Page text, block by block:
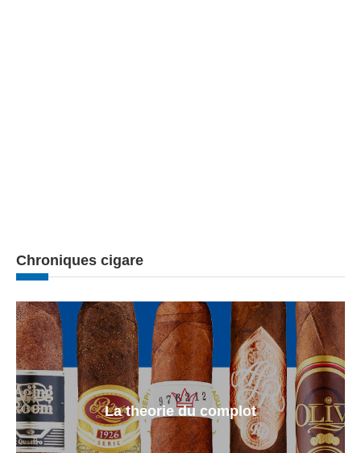
Chroniques cigare
La theorie du complot